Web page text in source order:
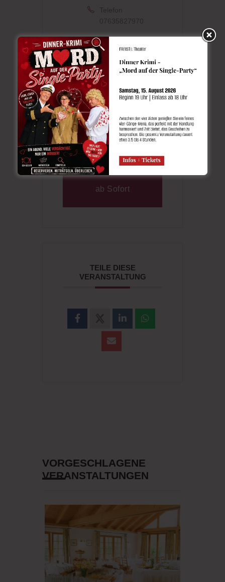
KATEGORIE
Eintritt in die
Ettenbühler Gärten
VERANSTALTER
Landhaus Ettenbühl
ab Sofort
TEILE DIESE
VERANSTALTUNG
VORGESCHLAGENE
VERANSTALTUNGEN